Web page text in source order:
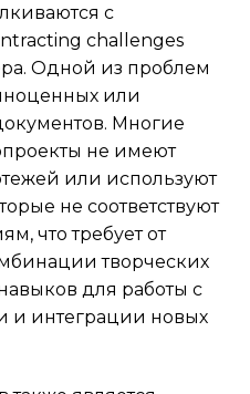
с
challenges
Одной из проблем
или
Многие
не имеют
или используют
не соответствуют
что требует от
творческих
для работы с
и интеграции новых